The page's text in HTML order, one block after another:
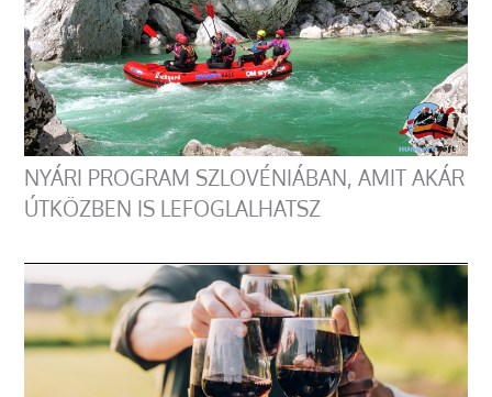
NYÁRI PROGRAM SZLOVÉNIÁBAN, AMIT AKÁR
ÚTKÖZBEN IS LEFOGLALHATSZ